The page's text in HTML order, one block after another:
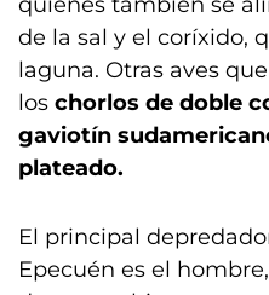
de la sal y el coríxido,
laguna. Otras aves
los chorlos de doble
gaviotín
plateado.
El principal
Epecuén es el